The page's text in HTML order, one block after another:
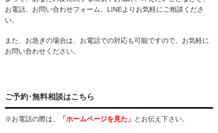
お電話、お問い合わせフォーム、LINEよりお気軽にご相談くださ
い。
また、お急ぎの場合は、お電話での対応も可能ですので、お気軽に
お問い合わせください。
ご予約･無料相談はこちら
※お電話の際は、 「ホームページを見た」 とお伝え下さい。